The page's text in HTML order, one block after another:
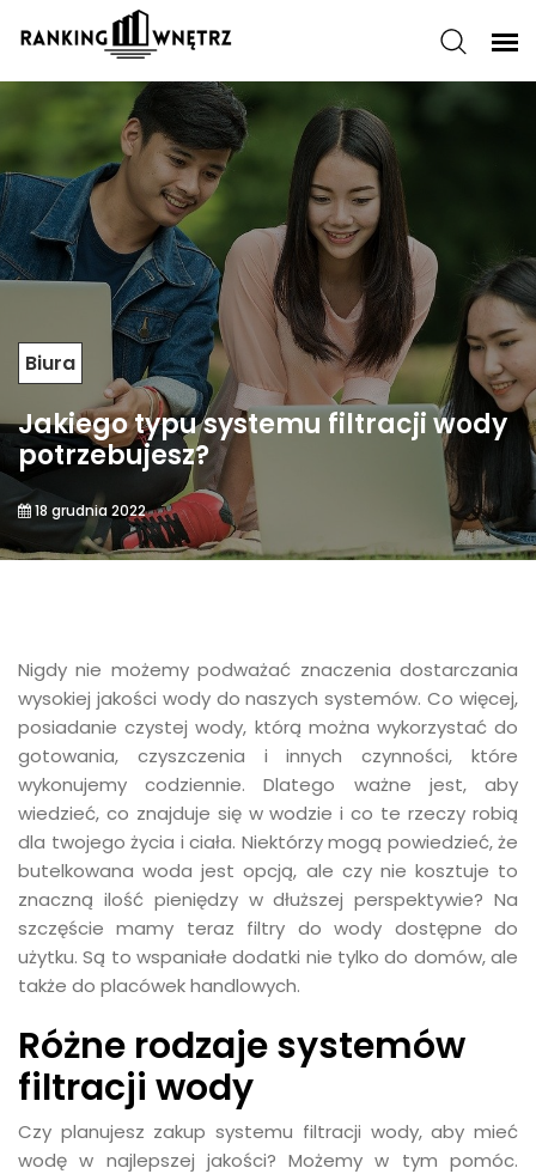
Biura
Jakiego typu systemu filtracji wody
potrzebujesz?
18 grudnia 2022
Nigdy nie możemy podważać znaczenia dostarczania
wysokiej jakości wody do naszych systemów. Co więcej,
posiadanie czystej wody, którą można wykorzystać do
gotowania, czyszczenia i innych czynności, które
wykonujemy codziennie. Dlatego ważne jest, aby
wiedzieć, co znajduje się w wodzie i co te rzeczy robią
dla twojego życia i ciała. Niektórzy mogą powiedzieć, że
butelkowana woda jest opcją, ale czy nie kosztuje to
znaczną ilość pieniędzy w dłuższej perspektywie? Na
szczęście mamy teraz filtry do wody dostępne do
użytku. Są to wspaniałe dodatki nie tylko do domów, ale
także do placówek handlowych.
Różne rodzaje systemów
filtracji wody
Czy planujesz zakup systemu filtracji wody, aby mieć
wodę w najlepszej jakości? Możemy w tym pomóc.